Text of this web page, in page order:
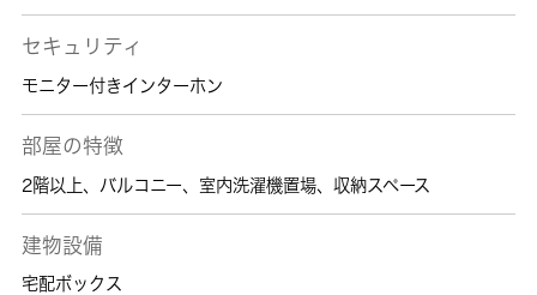
セキュリティ
モニター付きインターホン
部屋の特徴
2階以上、 バルコニー、 室内洗濯機置場、 収納スペース
建物設備
宅配ボックス